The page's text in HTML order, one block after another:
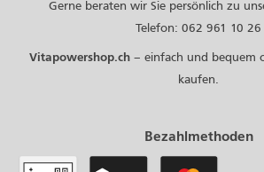
Gerne beraten wir Sie persönlich zu
Telefon: 062 961 10 26
Vitapowershop.ch – einfach und bequem
kaufen.
Bezahlmethoden